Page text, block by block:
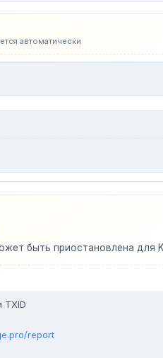
автоматически
быть приостановлена для
TXID
report